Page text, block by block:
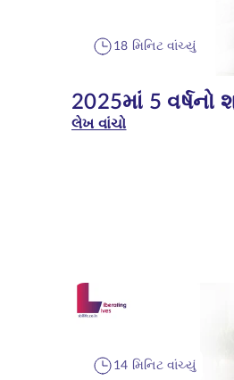
18 મિનિટ વાંચ્યું
2025માં 5 વર્ષનો
લેખ વાંચો
14 મિનિટ વાંચ્યું